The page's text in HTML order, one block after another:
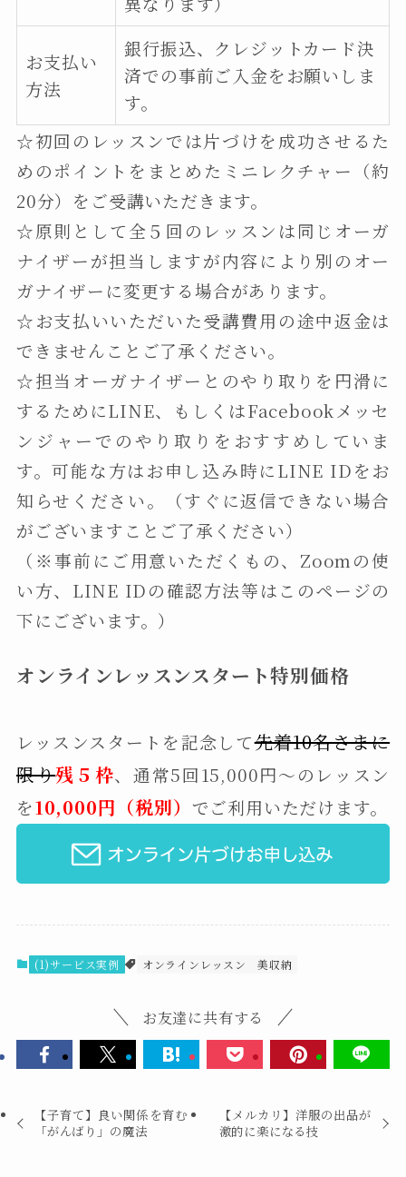
お支払い
方法
銀行振込、クレジットカード決
済での事前ご入金をお願いしま
す。
☆初回のレッスンでは片づけを成功させるた
めのポイントをまとめたミニレクチャー（約
20分）をご受講いただきます。
☆原則として全５回のレッスンは同じオーガ
ナイザーが担当しますが内容により別のオー
ガナイザーに変更する場合があります。
☆お支払いいただいた受講費用の途中返金は
できませんことご了承ください。
☆担当オーガナイザーとのやり取りを円滑に
するためにLINE、もしくはFacebookメッセ
ンジャーでのやり取りをおすすめしていま
す。可能な方はお申し込み時にLINE IDをお
知らせください。（すぐに返信できない場合
がございますことご了承ください）
（※事前にご用意いただくもの、Zoomの使
い方、LINE IDの確認方法等はこのページの
下にございます。）
オンラインレッスンスタート特別価格
レッスンスタートを記念して先着10名さまに
限り残５枠、通常5回15,000円〜のレッスン
を10,000円（税別） でご利用いただけます。
(1)サービス実例 オンラインレッスン 美収納
お友達に共有する
【子育て】良い関係を育む
「がんばり」の魔法
【メルカリ】洋服の出品が
激的に楽になる技